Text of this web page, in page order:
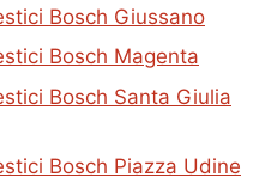
Bosch Giussano
Bosch Magenta
Bosch Santa Giulia
Bosch Piazza Udine